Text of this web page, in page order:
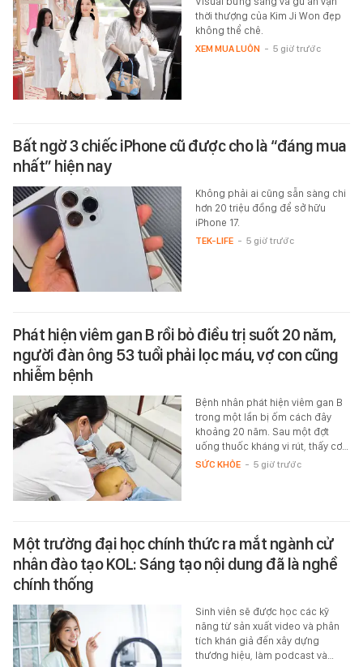
thời thượng của Kim Ji Won đẹp
không thể chê.
XEM MUA LUÔN - 5 giờ trước
Bất ngờ 3 chiếc iPhone cũ được cho là “đáng mua
nhất” hiện nay
Không phải ai cũng sẵn sàng chi
hơn 20 triệu đồng để sở hữu
iPhone 17.
TEK-LIFE - 5 giờ trước
Phát hiện viêm gan B rồi bỏ điều trị suốt 20 năm,
người đàn ông 53 tuổi phải lọc máu, vợ con cũng
nhiễm bệnh
Bệnh nhân phát hiện viêm gan B
trong một lần bị ốm cách đây
khoảng 20 năm. Sau một đợt
uống thuốc kháng vi rút, thấy cơ…
SỨC KHỎE - 5 giờ trước
Một trường đại học chính thức ra mắt ngành cử
nhân đào tạo KOL: Sáng tạo nội dung đã là nghề
chính thống
Sinh viên sẽ được học các kỹ
năng từ sản xuất video và phân
tích khán giả đến xây dựng
thương hiệu, làm podcast và…